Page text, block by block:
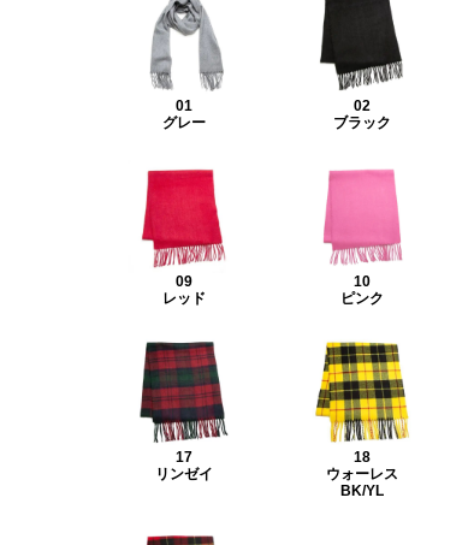
01
グレー
02
ブラック
09
レッド
10
ピンク
17
リンゼイ
18
ウォーレス
BK/YL